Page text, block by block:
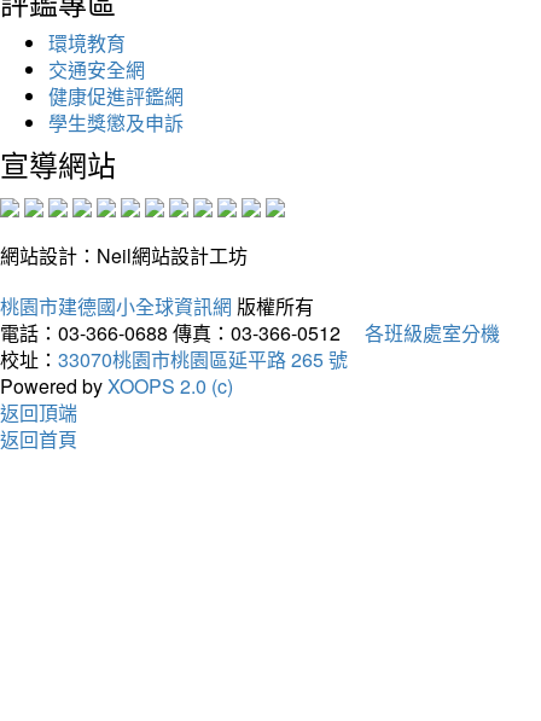
環境教育
交通安全網
健康促進評鑑網
學生獎懲及申訴
宣導網站
網站設計：Neil網站設計工坊
桃園市建德國小全球資訊網 版權所有
電話：03-366-0688 傳真：03-366-0512
各班級處室分機
校址： 33070桃園市桃園區延平路 265 號
Powered byXOOPS 2.0 (c)
返回頂端
返回首頁